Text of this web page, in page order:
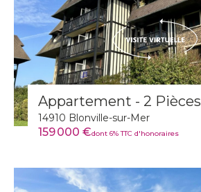
Appartement - 2 Pièces
14910 Blonville-sur-Mer
159 000 €dont 6% TTC d'honoraires